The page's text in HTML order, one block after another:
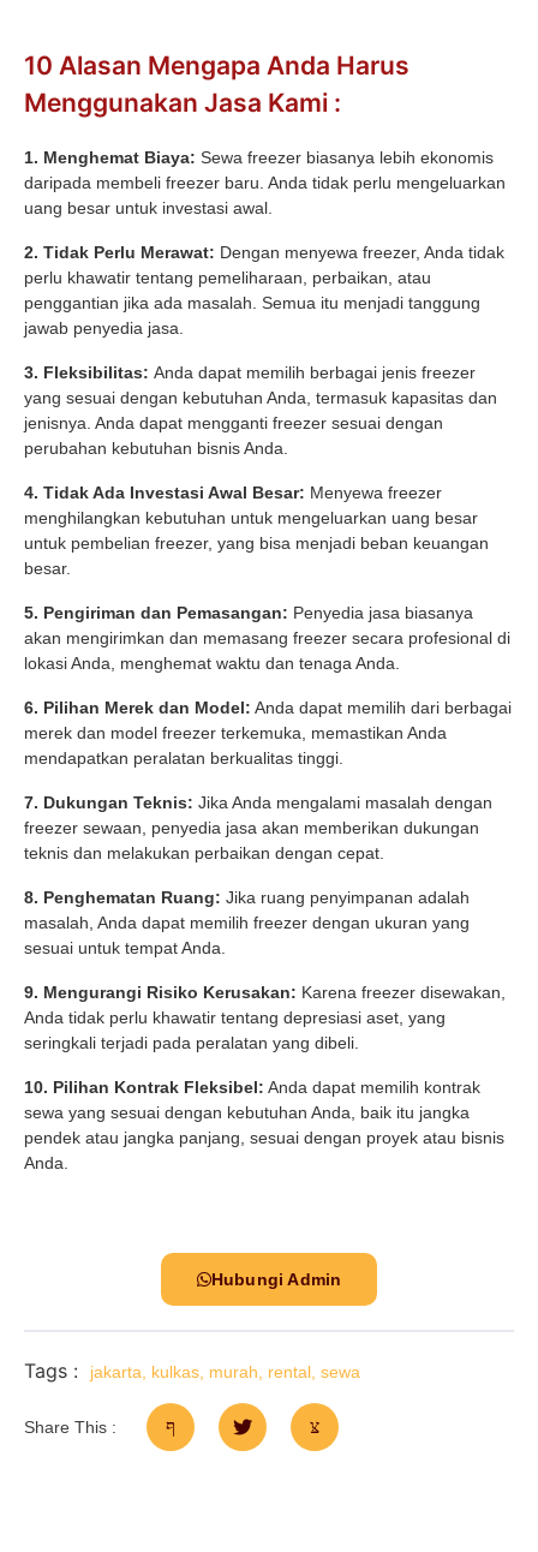
10 Alasan Mengapa Anda Harus
Menggunakan Jasa Kami :
1. Menghemat Biaya: Sewa freezer biasanya lebih ekonomis
daripada membeli freezer baru. Anda tidak perlu mengeluarkan
uang besar untuk investasi awal.
2. Tidak Perlu Merawat: Dengan menyewa freezer, Anda tidak
perlu khawatir tentang pemeliharaan, perbaikan, atau
penggantian jika ada masalah. Semua itu menjadi tanggung
jawab penyedia jasa.
3. Fleksibilitas: Anda dapat memilih berbagai jenis freezer
yang sesuai dengan kebutuhan Anda, termasuk kapasitas dan
jenisnya. Anda dapat mengganti freezer sesuai dengan
perubahan kebutuhan bisnis Anda.
4. Tidak Ada Investasi Awal Besar: Menyewa freezer
menghilangkan kebutuhan untuk mengeluarkan uang besar
untuk pembelian freezer, yang bisa menjadi beban keuangan
besar.
5. Pengiriman dan Pemasangan: Penyedia jasa biasanya
akan mengirimkan dan memasang freezer secara profesional di
lokasi Anda, menghemat waktu dan tenaga Anda.
6. Pilihan Merek dan Model: Anda dapat memilih dari berbagai
merek dan model freezer terkemuka, memastikan Anda
mendapatkan peralatan berkualitas tinggi.
7. Dukungan Teknis: Jika Anda mengalami masalah dengan
freezer sewaan, penyedia jasa akan memberikan dukungan
teknis dan melakukan perbaikan dengan cepat.
8. Penghematan Ruang: Jika ruang penyimpanan adalah
masalah, Anda dapat memilih freezer dengan ukuran yang
sesuai untuk tempat Anda.
9. Mengurangi Risiko Kerusakan: Karena freezer disewakan,
Anda tidak perlu khawatir tentang depresiasi aset, yang
seringkali terjadi pada peralatan yang dibeli.
10. Pilihan Kontrak Fleksibel: Anda dapat memilih kontrak
sewa yang sesuai dengan kebutuhan Anda, baik itu jangka
pendek atau jangka panjang, sesuai dengan proyek atau bisnis
Anda.
Hubungi Admin
Tags : jakarta kulkas murah rental sewa
Share This :